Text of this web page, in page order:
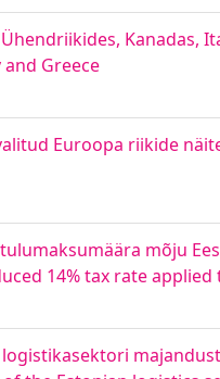
Kanadas,
Greece
Euroopa riikide
mõju
14% tax rate